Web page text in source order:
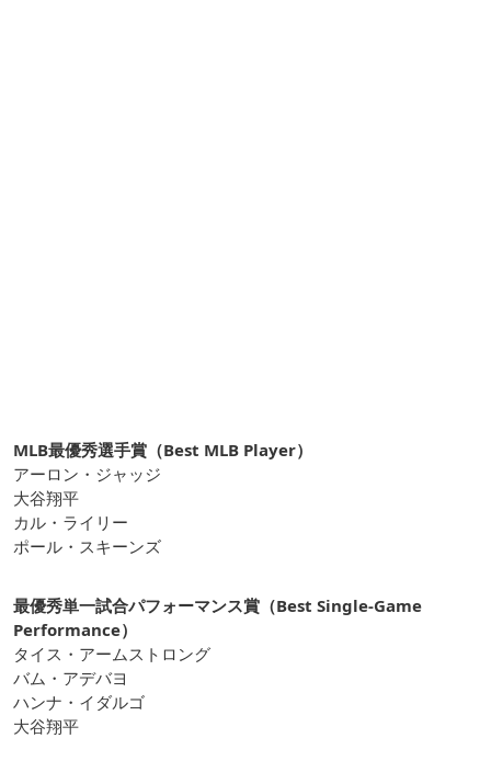
MLB最優秀選手賞（Best MLB Player）
アーロン・ジャッジ
大谷翔平
カル・ライリー
ポール・スキーンズ
最優秀単一試合パフォーマンス賞（Best Single-Game
Performance）
タイス・アームストロング
バム・アデバヨ
ハンナ・イダルゴ
大谷翔平